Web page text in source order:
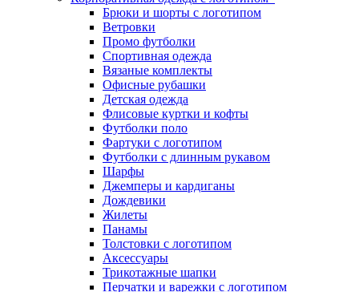
Брюки и шорты с логотипом
Ветровки
Промо футболки
Спортивная одежда
Вязаные комплекты
Офисные рубашки
Детская одежда
Флисовые куртки и кофты
Футболки поло
Фартуки с логотипом
Футболки с длинным рукавом
Шарфы
Джемперы и кардиганы
Дождевики
Жилеты
Панамы
Толстовки с логотипом
Аксессуары
Трикотажные шапки
Перчатки и варежки с логотипом